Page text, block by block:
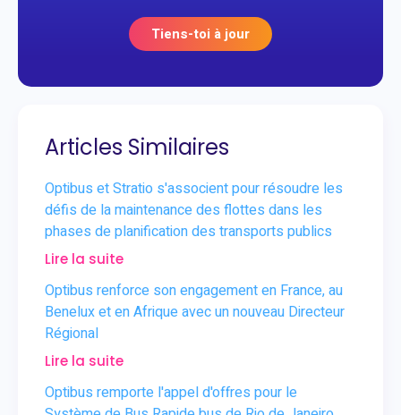
Tiens-toi à jour
Articles Similaires
Optibus et Stratio s'associent pour résoudre les
défis de la maintenance des flottes dans les
phases de planification des transports publics
Lire la suite
Optibus renforce son engagement en France, au
Benelux et en Afrique avec un nouveau Directeur
Régional
Lire la suite
Optibus remporte l'appel d'offres pour le